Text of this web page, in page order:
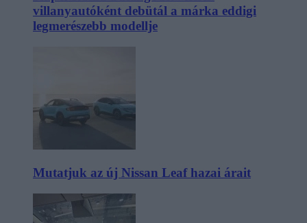
villanyautóként debütál a márka eddigi
legmerészebb modellje
Mutatjuk az új Nissan Leaf hazai árait